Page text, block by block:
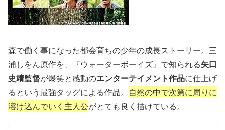
森で働く事になった都会育ちの少年の成長ストーリー。三
浦しをん原作を、『ウォーターボーイズ』で知られる矢口
史靖監督が爆笑と感動のエンターテイメント作品に仕上げ
るという最強タッグによる作品。 自然の中で次第に周りに
溶け込んでいく主人公がとても良く描けている。